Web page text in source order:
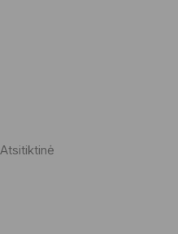
Atsitiktinė